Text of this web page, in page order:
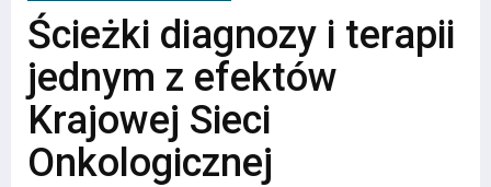
Ścieżki diagnozy i terapii
jednym z efektów
Krajowej Sieci
Onkologicznej